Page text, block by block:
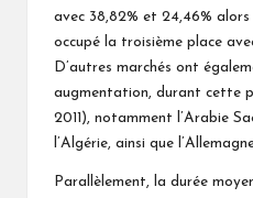
avec 38,82% et 24,46%
occupé la troisième place
D’autres marchés ont
augmentation, durant cette
2011), notamment l’Arabie
l’Algérie, ainsi que
Parallèlement, la durée